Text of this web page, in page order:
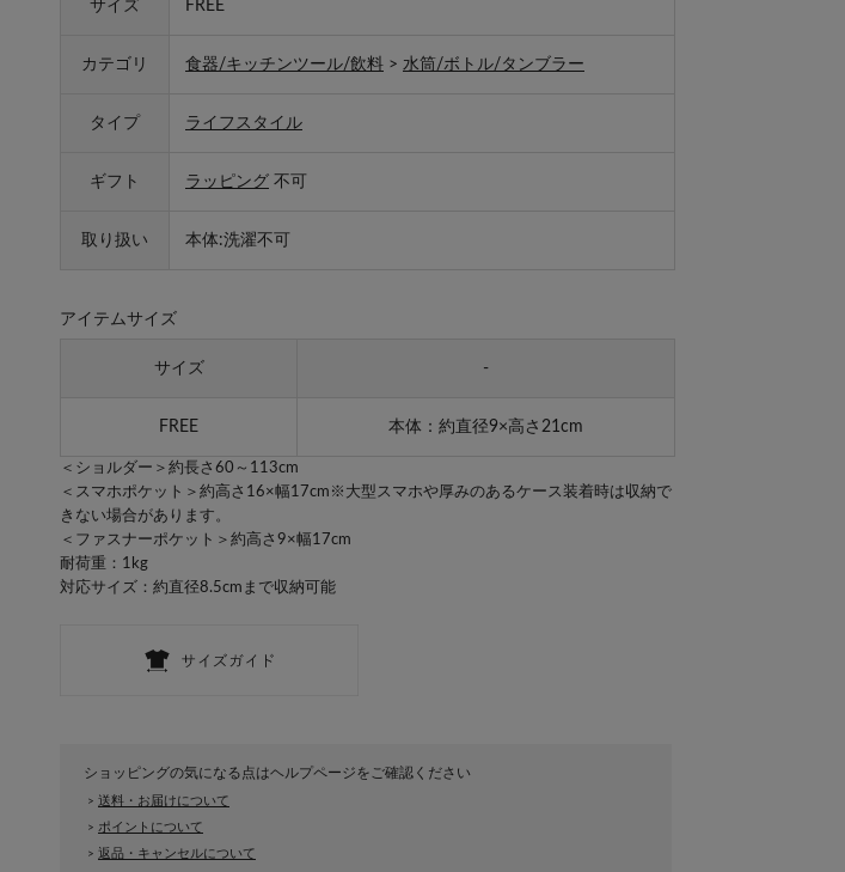
サイズ FREE
カテゴリ 食器/キッチンツール/飲料 > 水筒/ボトル/タンブラー
タイプ ライフスタイル
ギフト ラッピング 不可
取り扱い 本体:洗濯不可
アイテムサイズ
サイズ -
FREE 本体：約直径9×高さ21cm
＜ショルダー＞約長さ60～113cm
＜スマホポケット＞約高さ16×幅17cm※大型スマホや厚みのあるケース装着時は収納で
きない場合があります。
＜ファスナーポケット＞約高さ9×幅17cm
耐荷重：1kg
対応サイズ：約直径8.5cmまで収納可能
ショッピングの気になる点はヘルプページをご確認ください
> 送料・お届けについて
> ポイントについて
> 返品・キャンセルについて